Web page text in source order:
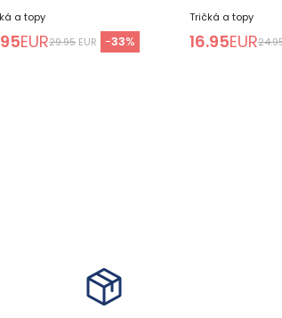
a topy
EUR29.95 EUR -33%
Tričká a topy
16.95EUR